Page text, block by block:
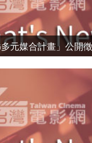
多元媒合計畫」公開